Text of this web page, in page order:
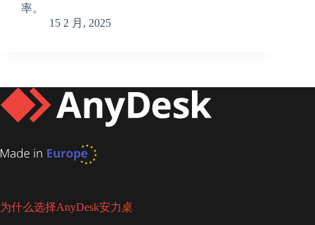
率。
15 2 月, 2025
为什么选择AnyDesk安力桌